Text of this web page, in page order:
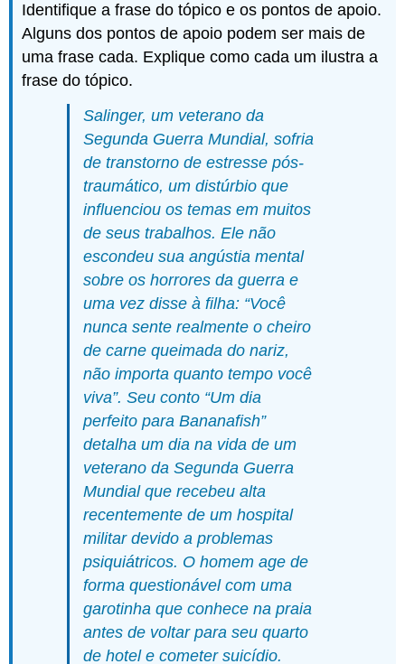
Identifique a frase do tópico e os pontos de apoio.
Alguns dos pontos de apoio podem ser mais de
uma frase cada. Explique como cada um ilustra a
frase do tópico.
Salinger, um veterano da
Segunda Guerra Mundial, sofria
de transtorno de estresse pós-
traumático, um distúrbio que
influenciou os temas em muitos
de seus trabalhos. Ele não
escondeu sua angústia mental
sobre os horrores da guerra e
uma vez disse à filha: “Você
nunca sente realmente o cheiro
de carne queimada do nariz,
não importa quanto tempo você
viva”. Seu conto “Um dia
perfeito para Bananafish”
detalha um dia na vida de um
veterano da Segunda Guerra
Mundial que recebeu alta
recentemente de um hospital
militar devido a problemas
psiquiátricos. O homem age de
forma questionável com uma
garotinha que conhece na praia
antes de voltar para seu quarto
de hotel e cometer suicídio.